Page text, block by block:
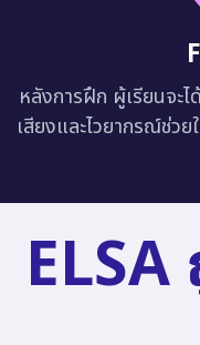
หลังการฝึก ผู้เรียนจะ
เสียงและไวยากรณ์ช่ว